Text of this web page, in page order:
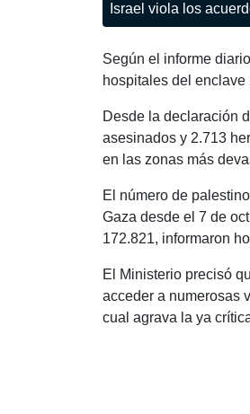
Israel viola los
Según el informe
hospitales del
Desde la declaración
asesinados y 2.713
en las zonas más
El número de
Gaza desde el 7 de
172.821, informaron
El Ministerio precisó
acceder a numerosas
cual agrava la ya